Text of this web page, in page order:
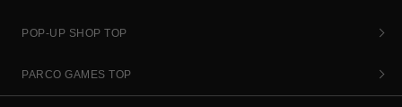
POP-UP SHOP TOP
PARCO GAMES TOP